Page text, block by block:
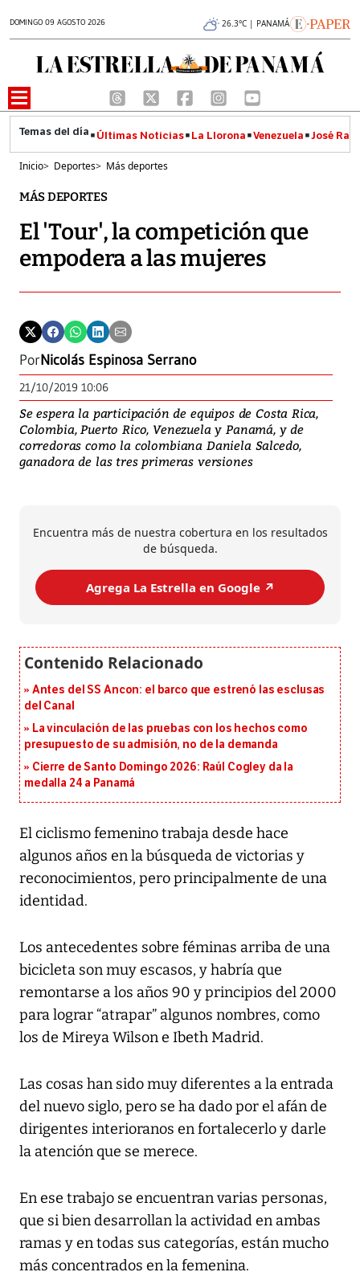
DOMINGO 09 AGOSTO 2026 26.3°C | PANAMÁ
Últimas Noticias La Llorona Venezuela José
Inicio> Deportes> Más deportes
MÁS DEPORTES
El 'Tour', la competición que
empodera a las mujeres
PorNicolás Espinosa Serrano
21/10/2019 10:06
Se espera la participación de equipos de Costa Rica,
Colombia, Puerto Rico, Venezuela y Panamá, y de
corredoras como la colombiana Daniela Salcedo,
ganadora de las tres primeras versiones
Encuentra más de nuestra cobertura en los resultados
de búsqueda.
Agrega La Estrella en Google ↗️
Antes del SS Ancon: el barco que estrenó las esclusas
del Canal
La vinculación de las pruebas con los hechos como
presupuesto de su admisión, no de la demanda
Cierre de Santo Domingo 2026: Raúl Cogley da la
medalla 24 a Panamá
El ciclismo femenino trabaja desde hace
algunos años en la búsqueda de victorias y
reconocimientos, pero principalmente de una
identidad.
Los antecedentes sobre féminas arriba de una
bicicleta son muy escasos, y habría que
remontarse a los años 90 y principios del 2000
para lograr “atrapar” algunos nombres, como
los de Mireya Wilson e Ibeth Madrid.
Las cosas han sido muy diferentes a la entrada
del nuevo siglo, pero se ha dado por el afán de
dirigentes interioranos en fortalecerlo y darle
la atención que se merece.
En ese trabajo se encuentran varias personas,
que si bien desarrollan la actividad en ambas
ramas y en todas sus categorías, están mucho
más concentrados en la femenina.